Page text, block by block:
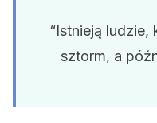
“Istnieją ludzie,
sztorm, a